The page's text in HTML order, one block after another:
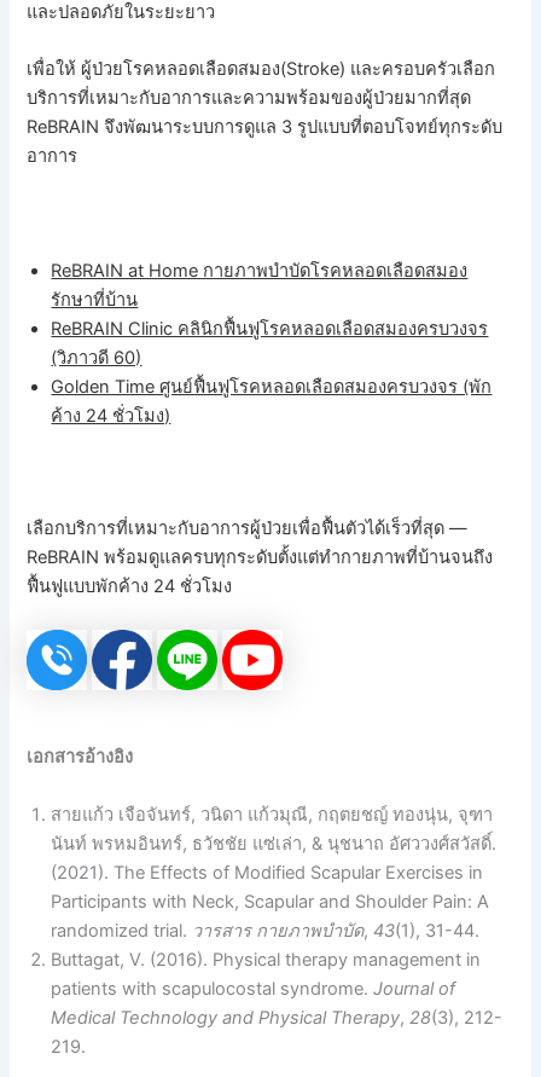
และปลอดภัยในระยะยาว
เพื่อให้ ผู้ป่วยโรคหลอดเลือดสมอง(Stroke) และครอบครัวเลือก
บริการที่เหมาะกับอาการและความพร้อมของผู้ป่วยมากที่สุด
ReBRAIN จึงพัฒนาระบบการดูแล 3 รูปแบบที่ตอบโจทย์ทุกระดับ
อาการ
ReBRAIN at Home กายภาพบำบัดโรคหลอดเลือดสมอง
รักษาที่บ้าน
ReBRAIN Clinic คลินิกฟื้นฟูโรคหลอดเลือดสมองครบวงจร
(วิภาวดี 60)
Golden Time ศูนย์ฟื้นฟูโรคหลอดเลือดสมองครบวงจร (พัก
ค้าง 24 ชั่วโมง)
เลือกบริการที่เหมาะกับอาการผู้ป่วยเพื่อฟื้นตัวได้เร็วที่สุด —
ReBRAIN พร้อมดูแลครบทุกระดับตั้งแต่ทำกายภาพที่บ้านจนถึง
ฟื้นฟูแบบพักค้าง 24 ชั่วโมง
เอกสารอ้างอิง
สายแก้ว เจือจันทร์, วนิดา แก้วมุณี, กฤตยชญ์ ทองนุ่น, จุฑา
นันท์ พรหมอินทร์, ธวัชชัย แซ่เล่า, & นุชนาถ อัศววงศ์สวัสดิ์.
(2021). The Effects of Modified Scapular Exercises in
Participants with Neck, Scapular and Shoulder Pain: A
randomized trial. วารสาร กายภาพบำบัด,43(1), 31-44.
Buttagat, V. (2016). Physical therapy management in
patients with scapulocostal syndrome.Journal of
Medical Technology and Physical Therapy,28(3), 212-
219.